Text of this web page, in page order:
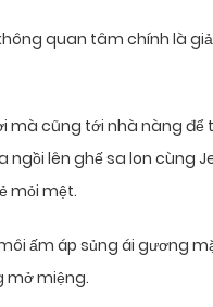
quan tâm chính là
cũng tới nhà nàng để
ngồi lên ghế sa lon cùng
mỏi mệt.
ấm áp sủng ái gương
mở miệng.